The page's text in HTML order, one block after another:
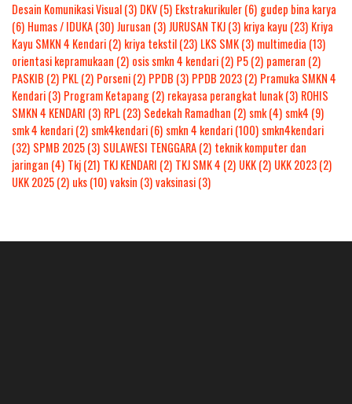
Desain Komunikasi Visual(3) DKV(5) Ekstrakurikuler(6) gudep bina karya
(6) Humas / IDUKA(30)Jurusan (3)JURUSAN TKJ(3) kriya kayu (23) Kriya
Kayu SMKN 4 Kendari(2) kriya tekstil(23) LKS SMK(3) multimedia (13)
orientasi kepramukaan (2) osis smkn 4 kendari(2) P5(2) pameran (2)
PASKIB (2) PKL(2) Porseni(2) PPDB (3) PPDB 2023(2) Pramuka SMKN 4
Kendari(3) Program Ketapang(2) rekayasa perangkat lunak(3) ROHIS
SMKN 4 KENDARI (3) RPL(23) Sedekah Ramadhan (2) smk(4) smk4 (9)
smk 4 kendari(2) smk4kendari(6) smkn 4 kendari(100) smkn4kendari
(32) SPMB 2025(3) SULAWESI TENGGARA(2) teknik komputer dan
jaringan (4) Tkj(21) TKJ KENDARI (2) TKJ SMK 4 (2) UKK(2) UKK 2023(2)
UKK 2025(2) uks(10)vaksin (3)vaksinasi(3)